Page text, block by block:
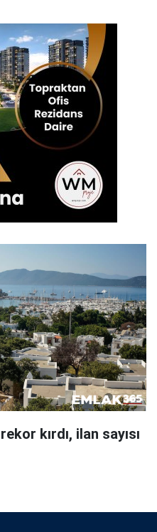
kırdı, ilan sayısı